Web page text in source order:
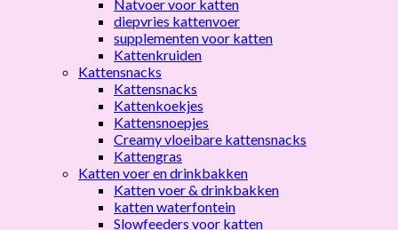
Natvoer voor katten
diepvries kattenvoer
supplementen voor katten
Kattenkruiden
Kattensnacks
Kattensnacks
Kattenkoekjes
Kattensnoepjes
Creamy vloeibare kattensnacks
Kattengras
Katten voer en drinkbakken
Katten voer & drinkbakken
katten waterfontein
Slowfeeders voor katten